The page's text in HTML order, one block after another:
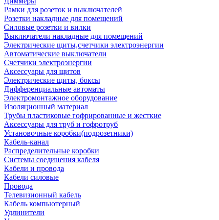
Рамки для розеток и выключателей
Розетки накладные для помещений
Силовые розетки и вилки
Выключатели накладные для помещений
Электрические щиты,счетчики электроэнергии
Автоматические выключатели
Счетчики электроэнергии
Аксессуары для щитов
Электрические щиты, боксы
Дифференциальные автоматы
Электромонтажное оборудование
Изоляционный материал
Трубы пластиковые гофрированные и жесткие
Аксессуары для труб и гофротруб
Установочные коробки(подрозетники)
Кабель-канал
Распределительные коробки
Системы соединения кабеля
Кабели и провода
Кабели силовые
Провода
Телевизионный кабель
Кабель компьютерный
Удлинители